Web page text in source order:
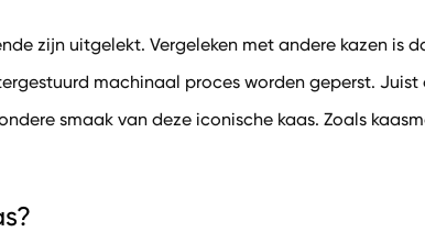
zijn uitgelekt. Vergeleken met andere kazen is
machinaal proces worden geperst.
smaak van deze iconische kaas. Zoals